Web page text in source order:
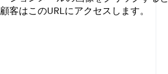
顧客はこのURLにアクセスします。